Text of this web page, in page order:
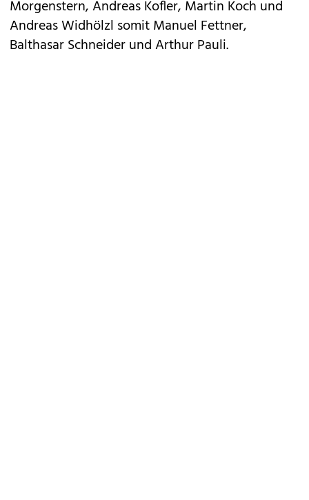
Morgenstern, Andreas Kofler, Martin Koch und
Andreas Widhölzl somit Manuel Fettner,
Balthasar Schneider und Arthur Pauli.